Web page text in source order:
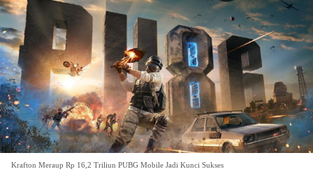
Krafton Meraup Rp 16,2 Triliun PUBG Mobile Jadi Kunci Sukses